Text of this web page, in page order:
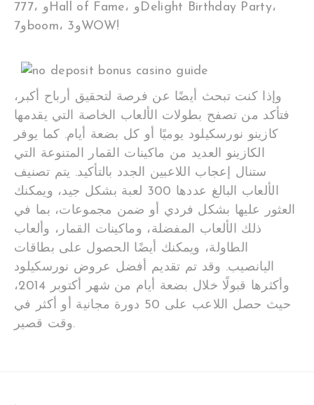
777، وHall of Fame، وDelight Birthday Party،
و7boom، و3WOW!
وإذا كنت تبحث أيضًا عن فرصة لتحقيق أرباح أكبر،
فتأكد من تصفح بطولات الألعاب الخاصة التي يقدمها
كازينو نورسكيلود يوميًا أو كل بضعة أيام. كما يوفر
الكازينو العديد من ماكينات القمار المتنوعة التي
ستنال إعجاب اللاعبين الجدد بالتأكيد. يتم تصنيف
الألعاب البالغ عددها 300 لعبة بشكل جيد، ويمكنك
العثور عليها بشكل فردي أو ضمن مجموعات، بما في
ذلك الألعاب المفضلة، وماكينات القمار، وألعاب
الطاولة، ويمكنك أيضًا الحصول على بطاقات
اليانصيب. وقد تم تقديم أفضل عروض نورسكيلود
وأكثرها قبولًا خلال بضعة أيام من شهر أكتوبر 2014،
حيث حصل اللاعب على 50 دورة مجانية أو أكثر في
وقت قصير.